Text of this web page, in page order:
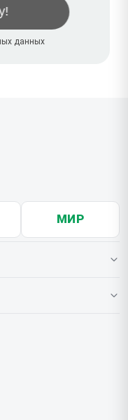
данных
МИР